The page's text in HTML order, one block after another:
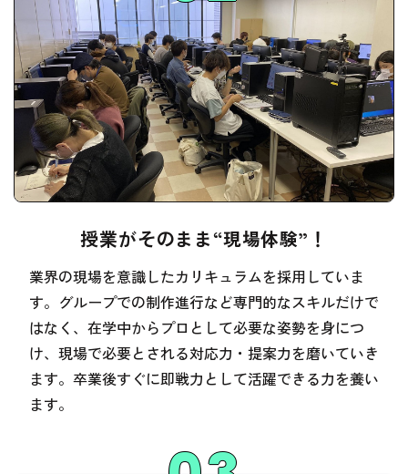
授業がそのまま“現場体験”！
業界の現場を意識したカリキュラムを採用していま
す。グループでの制作進行など専門的なスキルだけで
はなく、在学中からプロとして必要な姿勢を身につ
け、現場で必要とされる対応力・提案力を磨いていき
ます。卒業後すぐに即戦力として活躍できる力を養い
ます。